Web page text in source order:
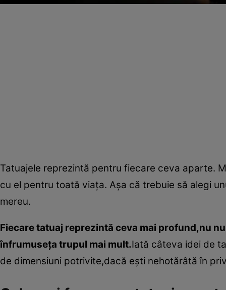
Tatuajele reprezintă pentru fiecare ceva aparte.
cu el pentru toată viaţa. Aşa că trebuie să alegi
mereu.
Fiecare tatuaj reprezintă ceva mai profund,nu
înfrumuseţa trupul mai mult.Iată câteva idei de
de dimensiuni potrivite,dacă eşti nehotărâtă în